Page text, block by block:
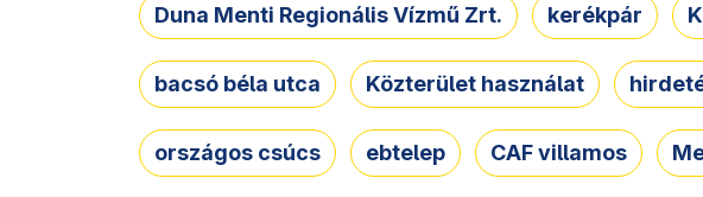
Duna Menti Regionális Vízmű Zrt. kerékpár
bacsó béla utca Közterület használat
országos csúcs ebtelep CAF villamos